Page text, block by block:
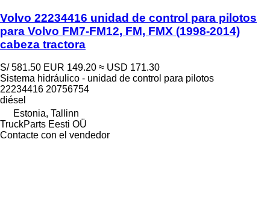
Volvo 22234416 unidad de control para pilotos
para Volvo FM7-FM12, FM, FMX (1998-2014)
cabeza tractora
S/ 581.50 EUR 149.20 ≈ USD 171.30
Sistema hidráulico - unidad de control para pilotos
22234416 20756754
diésel
Estonia, Tallinn
TruckParts Eesti OÜ
Contacte con el vendedor